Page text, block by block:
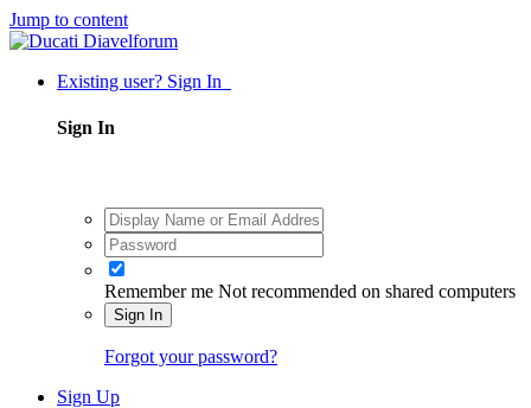
Jump to content
Existing user? Sign In
Sign In
Remember me Not recommended on shared computers
Sign In
Forgot your password?
Sign Up